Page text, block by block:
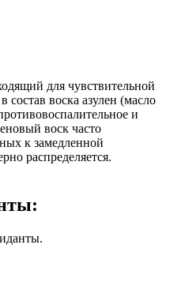
для чувствительной
воска азулен (масло
и
воск часто
к замедленной
распределяется.